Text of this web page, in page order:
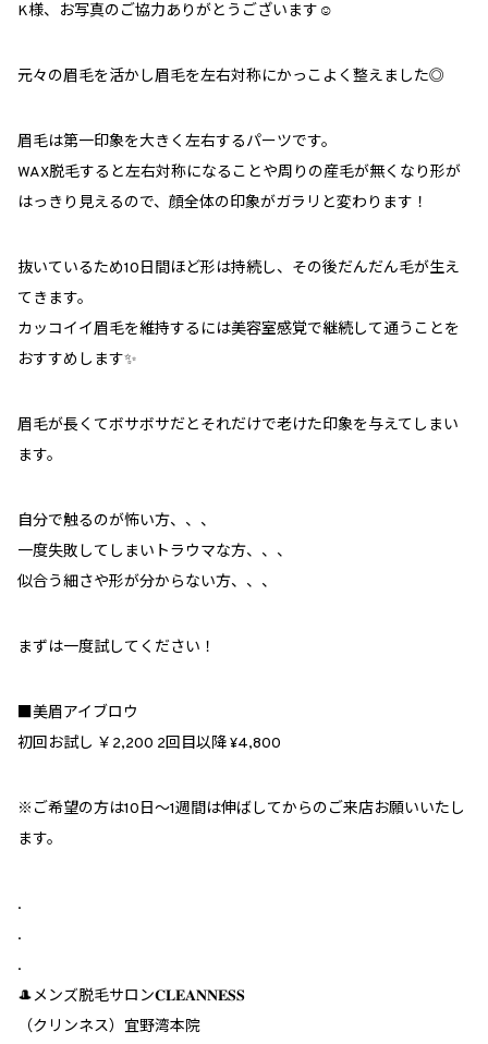
K様、お写真のご協力ありがとうございます☺️
元々の眉毛を活かし眉毛を左右対称にかっこよく整えました◎
眉毛は第一印象を大きく左右するパーツです。
WAX脱毛すると左右対称になることや周りの産毛が無くなり形が
はっきり見えるので、顔全体の印象がガラリと変わります！
抜いているため10日間ほど形は持続し、その後だんだん毛が生え
てきます。
カッコイイ眉毛を維持するには美容室感覚で継続して通うことを
おすすめします✨
眉毛が長くてボサボサだとそれだけで老けた印象を与えてしまい
ます。
自分で触るのが怖い方、、、
一度失敗してしまいトラウマな方、、、
似合う細さや形が分からない方、、、
まずは一度試してください！
■美眉アイブロウ
初回お試し ￥2,200 2回目以降 ¥4,800
※ご希望の方は10日〜1週間は伸ばしてからのご来店お願いいたし
ます。
.
.
.
🎩メンズ脱毛サロン𝐂𝐋𝐄𝐀𝐍𝐍𝐄𝐒𝐒
（クリンネス）宜野湾本院